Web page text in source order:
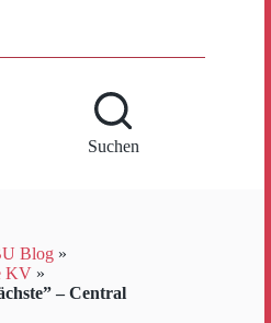
Suchen
Blog »
KV »
– Central